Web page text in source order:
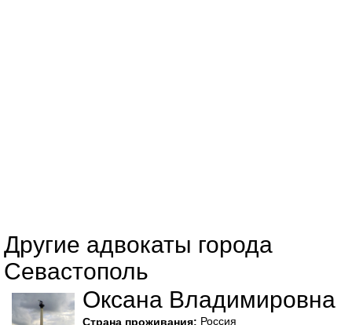
Другие адвокаты города
Севастополь
Оксана Владимировна
Страна проживания: Россия